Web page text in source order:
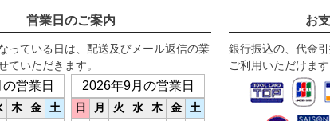
営業日のご案内
っている日は、配送及びメール返信の業
ていただきます。
営業日
木 金
土
2026年9月の営業日
日 月 火 水 木 金
土
お
銀行振込の、代金
ご利用いただけます